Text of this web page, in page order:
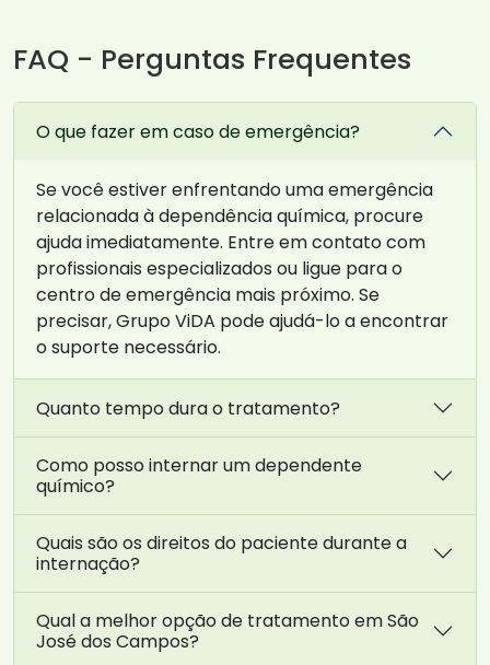
FAQ - Perguntas Frequentes
O que fazer em caso de emergência?
Se você estiver enfrentando uma emergência
relacionada à dependência química, procure
ajuda imediatamente. Entre em contato com
profissionais especializados ou ligue para o
centro de emergência mais próximo. Se
precisar, Grupo ViDA pode ajudá-lo a encontrar
o suporte necessário.
Quanto tempo dura o tratamento?
Como posso internar um dependente
químico?
Quais são os direitos do paciente durante a
internação?
Qual a melhor opção de tratamento em São
José dos Campos?